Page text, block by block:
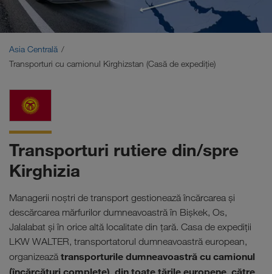
Orientul Mijlociu
Africa de Nord
Asia Centrală
Transporturi cu camionul Kirghizstan (Casă de expediţie)
Transporturi rutiere din/spre
Kirghizia
Managerii noștri de transport gestionează încărcarea și
descărcarea mărfurilor dumneavoastră în Bișkek, Os,
Jalalabat și în orice altă localitate din țară. Casa de expediţii
LKW WALTER, transportatorul dumneavoastră european,
organizează transporturile dumneavoastră cu camionul
(încărcături complete), din toate ţările europene, către